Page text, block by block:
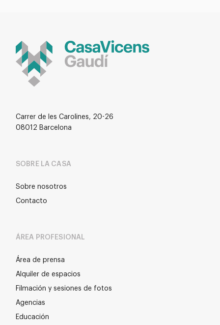
Carrer de les Carolines, 20-26
08012 Barcelona
SOBRE LA CASA
Sobre nosotros
Contacto
ÁREA PROFESIONAL
Área de prensa
Alquiler de espacios
Filmación y sesiones de fotos
Agencias
Educación